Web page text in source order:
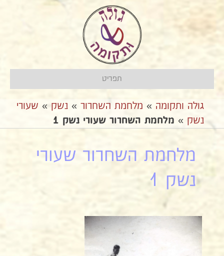
תפריט
גולה ותקומה » מלחמת השחרור » נשק » שעורי
נשק » מלחמת השחרור שעורי נשק 1
מלחמת השחרור שעורי
נשק 1